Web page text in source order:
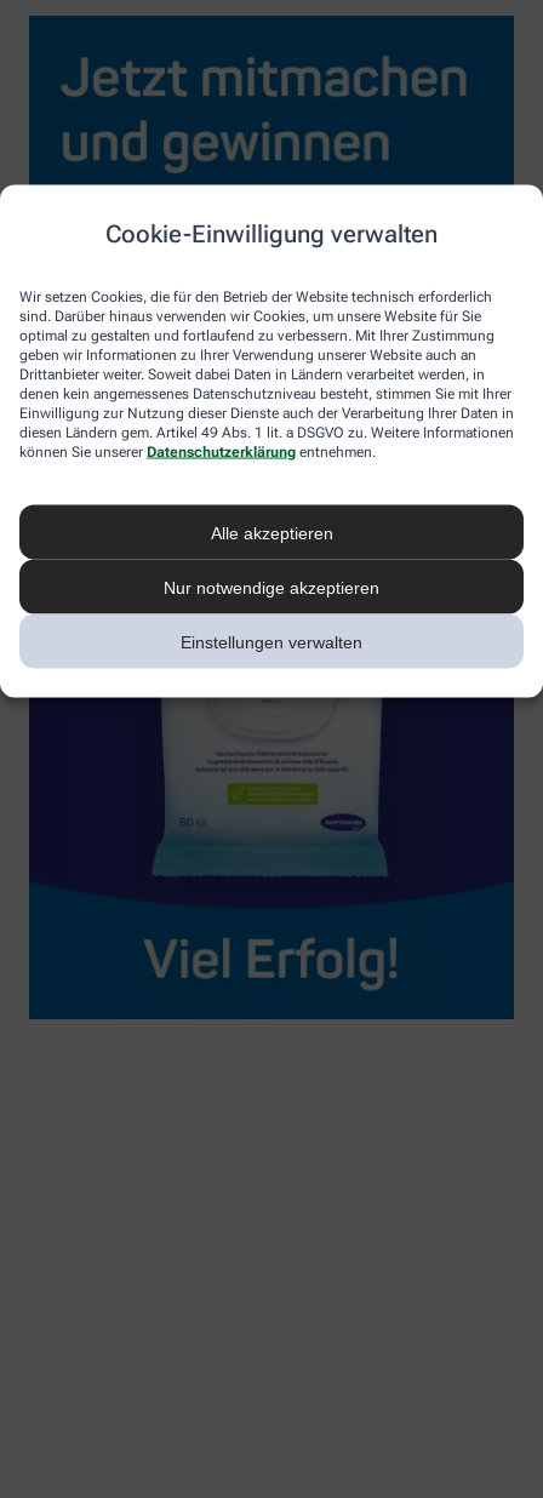
Cookie-Einwilligung verwalten
Wir setzen Cookies, die für den Betrieb der Website technisch erforderlich
sind. Darüber hinaus verwenden wir Cookies, um unsere Website für Sie
optimal zu gestalten und fortlaufend zu verbessern. Mit Ihrer Zustimmung
geben wir Informationen zu Ihrer Verwendung unserer Website auch an
Drittanbieter weiter. Soweit dabei Daten in Ländern verarbeitet werden, in
denen kein angemessenes Datenschutzniveau besteht, stimmen Sie mit Ihrer
Einwilligung zur Nutzung dieser Dienste auch der Verarbeitung Ihrer Daten in
diesen Ländern gem. Artikel 49 Abs. 1 lit. a DSGVO zu. Weitere Informationen
können Sie unserer Datenschutzerklärung entnehmen.
Alle akzeptieren
Nur notwendige akzeptieren
Einstellungen verwalten